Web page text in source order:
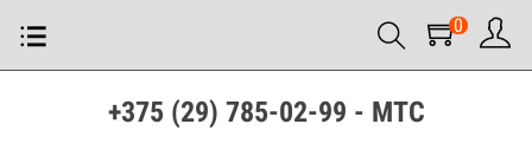
0
+375 (29) 785-02-99 - МТС